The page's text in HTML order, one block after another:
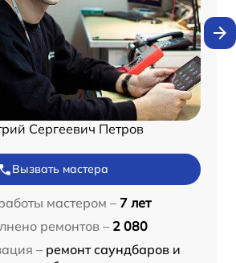
Сергеевич Петров
Вызвать мастера
мастером – 7 лет
ремонтов – 2 080
– ремонт саундбаров и